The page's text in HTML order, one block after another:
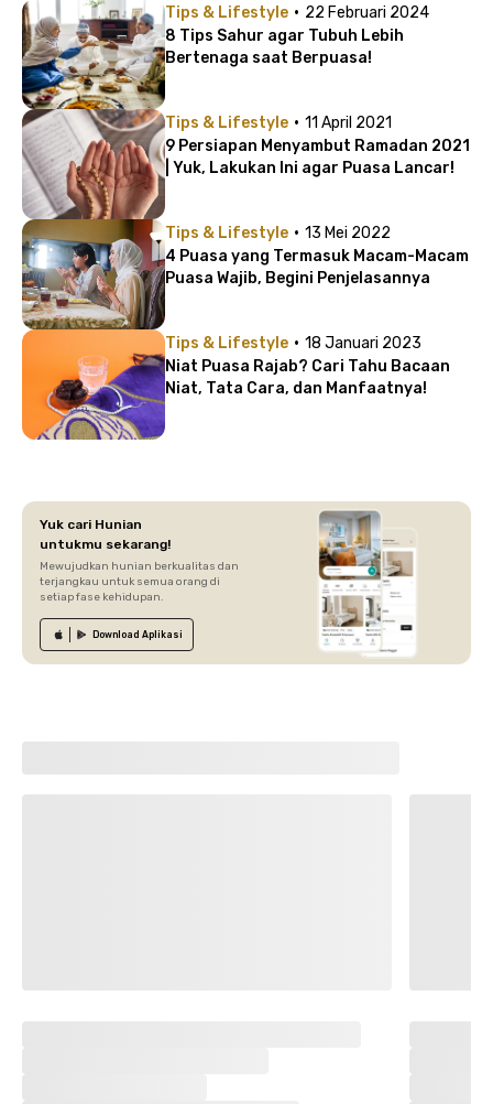
Tips & Lifestyle · 22 Februari 2024
8 Tips Sahur agar Tubuh Lebih
Bertenaga saat Berpuasa!
Tips & Lifestyle · 11 April 2021
9 Persiapan Menyambut Ramadan 2021
| Yuk, Lakukan Ini agar Puasa Lancar!
Tips & Lifestyle · 13 Mei 2022
4 Puasa yang Termasuk Macam-Macam
Puasa Wajib, Begini Penjelasannya
Tips & Lifestyle · 18 Januari 2023
Niat Puasa Rajab? Cari Tahu Bacaan
Niat, Tata Cara, dan Manfaatnya!
Yuk cari Hunian
untukmu sekarang!
Mewujudkan hunian berkualitas dan
terjangkau untuk semua orang di
setiap fase kehidupan.
Download Aplikasi